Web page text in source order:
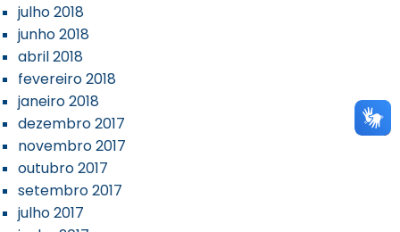
julho 2018
junho 2018
abril 2018
fevereiro 2018
janeiro 2018
dezembro 2017
novembro 2017
outubro 2017
setembro 2017
julho 2017